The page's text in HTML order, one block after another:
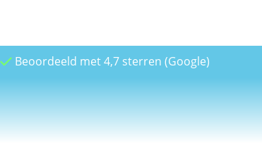
Beoordeeld met 4,7 sterren (Google)